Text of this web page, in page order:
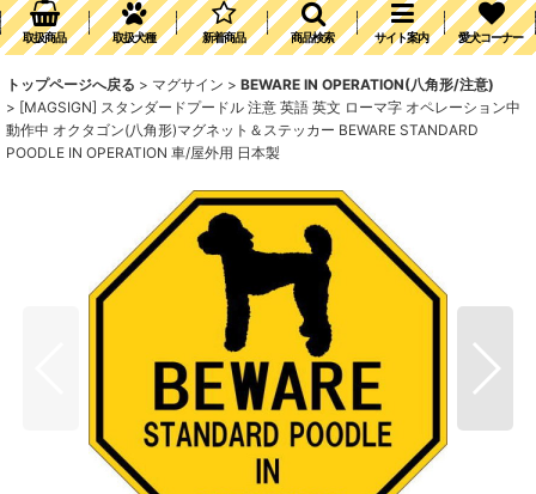
取扱商品 取扱犬種 新着商品 商品検索 サイト案内 愛犬コーナー
トップページへ戻る > マグサイン > BEWARE IN OPERATION(八角形/注意)
> [MAGSIGN] スタンダードプードル 注意 英語 英文 ローマ字 オペレーション中
動作中 オクタゴン(八角形)マグネット＆ステッカー BEWARE STANDARD
POODLE IN OPERATION 車/屋外用 日本製